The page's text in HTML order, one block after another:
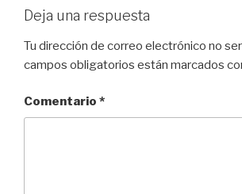
Deja una respuesta
Tu dirección de correo electrónico no
campos obligatorios están marcados
Comentario *